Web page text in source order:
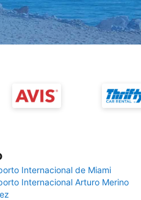
Internacional de Miami
Internacional Arturo Merino